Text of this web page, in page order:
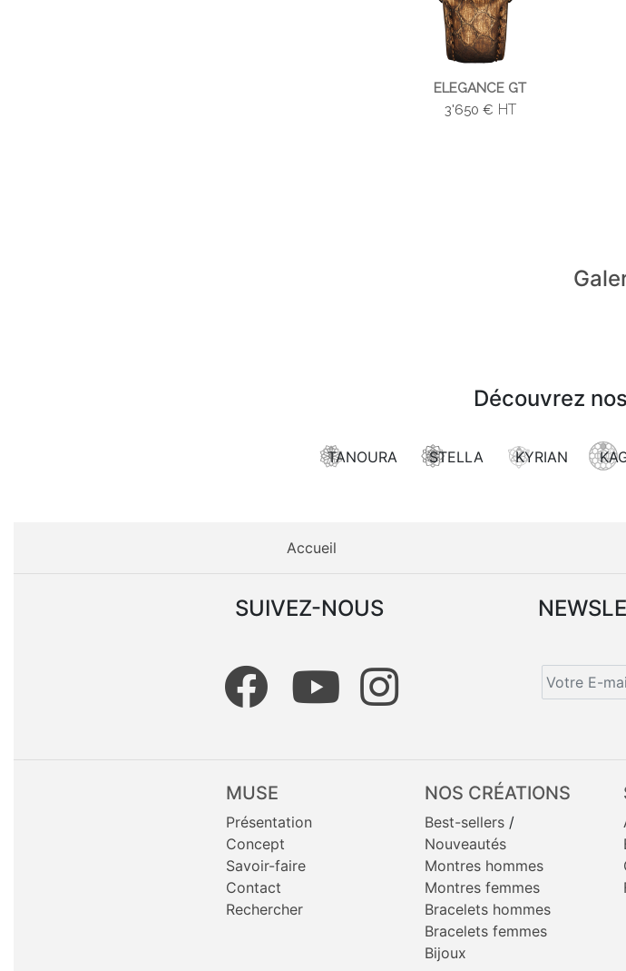
ELEGANCE GT
3'650 € HT
Découvrez
TANOURA STELLA KYRIAN
Accueil
SUIVEZ-NOUS
MUSE
Présentation
Concept
Savoir-faire
Contact
Rechercher
NOS CRÉATIONS
Best-sellers /
Nouveautés
Montres hommes
Montres femmes
Bracelets hommes
Bracelets femmes
Bijoux